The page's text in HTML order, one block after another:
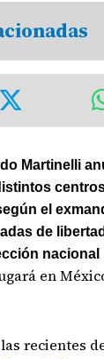
Martinelli
el
de
nacional
en
recientes